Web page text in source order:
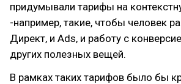
придумывали тарифы на
-например, такие, чтобы человек
Директ, и Ads, и работу с
других полезных вещей.
В рамках таких тарифов было бы